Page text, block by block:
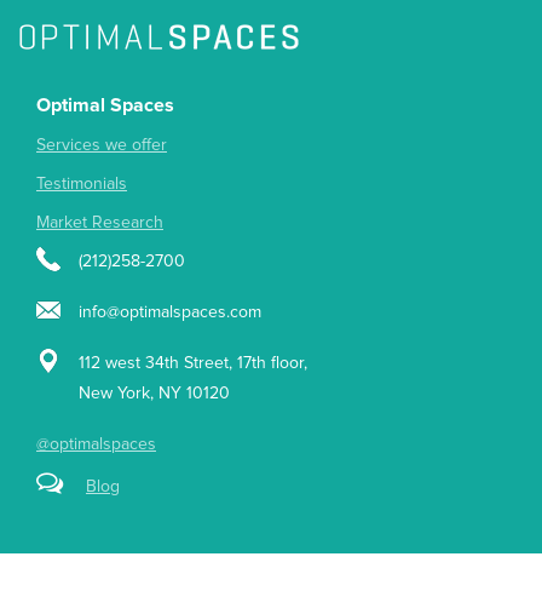
Optimal Spaces
Services we offer
Testimonials
Market Research
(212)258-2700
info@optimalspaces.com
112 west 34th Street, 17th floor,
New York, NY 10120
@optimalspaces
Blog